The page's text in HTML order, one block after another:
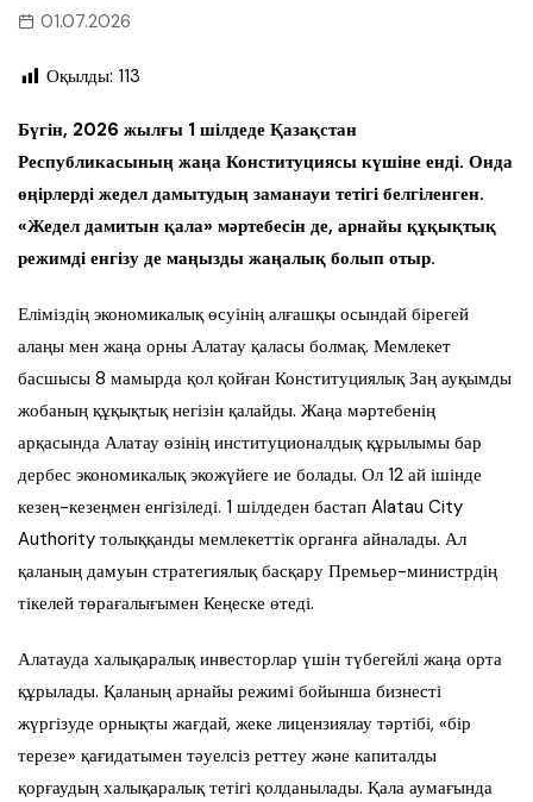
01.07.2026
Оқылды: 113
Бүгін, 2026 жылғы 1 шілдеде Қазақстан
Республикасының жаңа Конституциясы күшіне енді. Онда
өңірлерді жедел дамытудың заманауи тетігі белгіленген.
«Жедел дамитын қала» мәртебесін де, арнайы құқықтық
режимді енгізу де маңызды жаңалық болып отыр.
Еліміздің экономикалық өсуінің алғашқы осындай бірегей
алаңы мен жаңа орны Алатау қаласы болмақ. Мемлекет
басшысы 8 мамырда қол қойған Конституциялық Заң ауқымды
жобаның құқықтық негізін қалайды. Жаңа мәртебенің
арқасында Алатау өзінің институционалдық құрылымы бар
дербес экономикалық экожүйеге ие болады. Ол 12 ай ішінде
кезең-кезеңмен енгізіледі. 1 шілдеден бастап Alatau City
Authority толыққанды мемлекеттік органға айналады. Ал
қаланың дамуын стратегиялық басқару Премьер-министрдің
тікелей төрағалығымен Кеңеске өтеді.
Алатауда халықаралық инвесторлар үшін түбегейлі жаңа орта
құрылады. Қаланың арнайы режимі бойынша бизнесті
жүргізуде орнықты жағдай, жеке лицензиялау тәртібі, «бір
терезе» қағидатымен тәуелсіз реттеу және капиталды
қорғаудың халықаралық тетігі қолданылады. Қала аумағында